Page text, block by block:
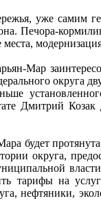
уже самим
Печора-
Мар
округа
Дмитрий
будет
округа,
тарифы на
нефтяники,